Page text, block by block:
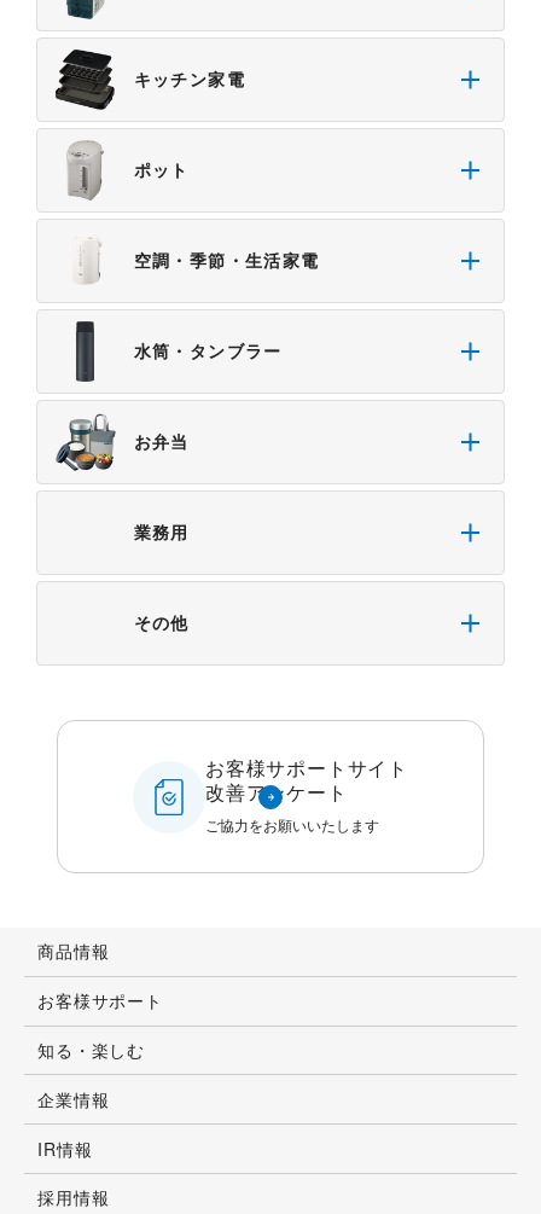
キッチン家電
ポット
空調・季節・生活家電
水筒・タンブラー
お弁当
業務用
その他
お客様サポートサイト
改善アンケート
ご協力をお願いいたします
商品情報
お客様サポート
知る・楽しむ
企業情報
IR情報
採用情報